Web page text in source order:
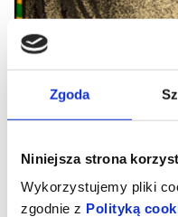
Zgoda
Niniejsza strona
Wykorzystujemy pliki
zgodnie z Polityką